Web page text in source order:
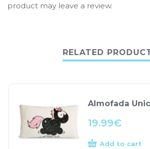
product may leave a review.
RELATED
Almofada
19.99€
Add to cart